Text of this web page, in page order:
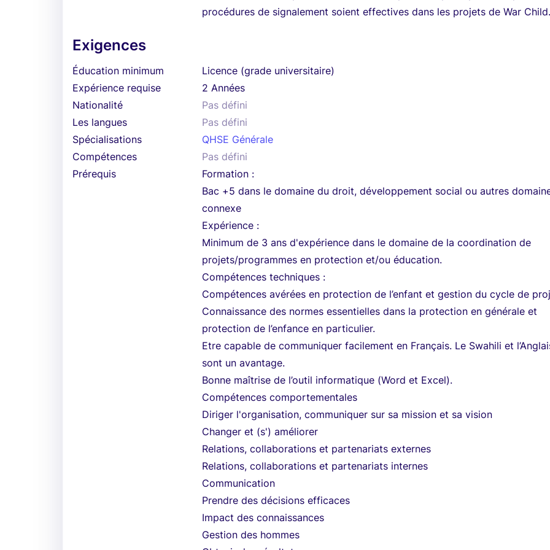
procédures de signalement soient effectives dans les projets de War
Exigences
Éducation minimum
Licence (grade universitaire)
Expérience requise
2 Années
Nationalité
Pas défini
Les langues
Pas défini
Spécialisations
QHSE Générale
Compétences
Pas défini
Prérequis
Formation :
Bac +5 dans le domaine du droit, développement social ou autres
connexe
Expérience :
Minimum de 3 ans d'expérience dans le domaine de la coordination de
projets/programmes en protection et/ou éducation.
Compétences techniques :
Compétences avérées en protection de l’enfant et gestion du cycle de
Connaissance des normes essentielles dans la protection en générale et
protection de l’enfance en particulier.
Etre capable de communiquer facilement en Français. Le Swahili et
sont un avantage.
Bonne maîtrise de l’outil informatique (Word et Excel).
Compétences comportementales
Diriger l'organisation, communiquer sur sa mission et sa vision
Changer et (s') améliorer
Relations, collaborations et partenariats externes
Relations, collaborations et partenariats internes
Communication
Prendre des décisions efficaces
Impact des connaissances
Gestion des hommes